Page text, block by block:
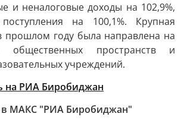
и неналоговые доходы на 102,9%,
на 100,1%. Крупная
прошлом году была направлена на
общественных пространств и
учреждений.
на РИА Биробиджан
в МАКС "РИА Биробиджан"